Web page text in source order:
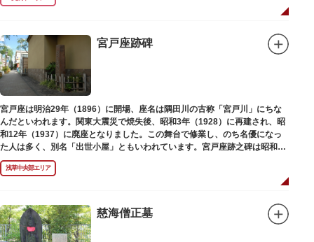
宮戸座跡碑
宮戸座は明治29年（1896）に開場、座名は隅田川の古称「宮戸川」にちな
んだといわれます。関東大震災で焼失後、昭和3年（1928）に再建され、昭
和12年（1937）に廃座となりました。この舞台で修業し、のち名優になっ
た人は多く、別名「出世小屋」ともいわれています。宮戸座跡之碑は昭和53
年（1978）に建てられました。
浅草中央部エリア
慈海僧正墓